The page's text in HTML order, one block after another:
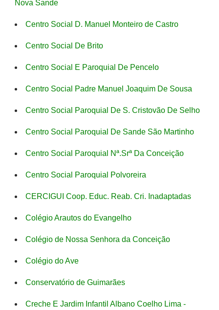
Nova Sande
Centro Social D. Manuel Monteiro de Castro
Centro Social De Brito
Centro Social E Paroquial De Pencelo
Centro Social Padre Manuel Joaquim De Sousa
Centro Social Paroquial De S. Cristovão De Selho
Centro Social Paroquial De Sande São Martinho
Centro Social Paroquial Nª.Srª Da Conceição
Centro Social Paroquial Polvoreira
CERCIGUI Coop. Educ. Reab. Cri. Inadaptadas
Colégio Arautos do Evangelho
Colégio de Nossa Senhora da Conceição
Colégio do Ave
Conservatório de Guimarães
Creche E Jardim Infantil Albano Coelho Lima -